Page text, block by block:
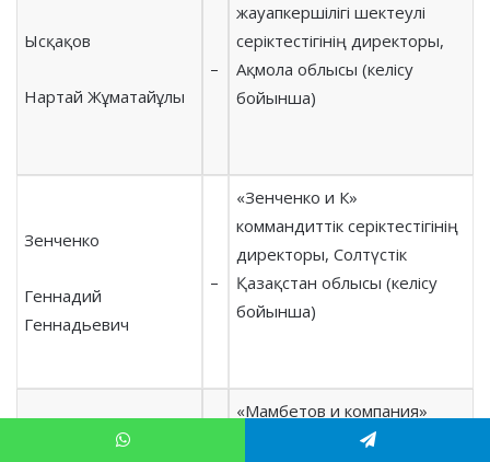
Ысқақов
Нартай Жұматайұлы
–
жауапкершілігі шектеулі
серіктестігінің директоры,
Ақмола облысы (келісу
бойынша)
Зенченко
Геннадий
Геннадьевич
–
«Зенченко и К»
коммандиттік серіктестігінің
директоры, Солтүстік
Қазақстан облысы (келісу
бойынша)
«Мамбетов и компания»
коммандиттік серіктестігінің